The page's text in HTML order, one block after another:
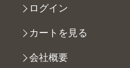
ログイン
カートを見る
会社概要